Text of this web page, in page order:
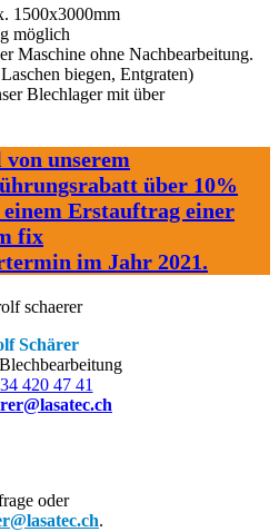
1500x3000mm
möglich
Maschine ohne Nachbearbeitung.
biegen, Entgraten)
Blechlager mit über
unserem
über 10%
einem Erstauftrag einer
fix
im Jahr 2021.
Schärer
420 47 41
oder
.